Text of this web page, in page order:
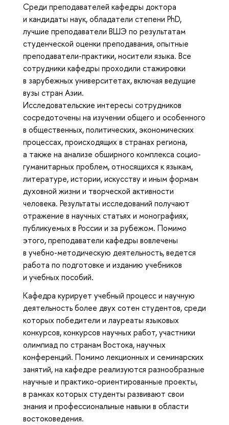
Среди преподавателей кафедры доктора
и кандидаты наук, обладатели степени PhD,
лучшие преподаватели ВШЭ по результатам
студенческой оценки преподавания, опытные
преподаватели-практики, носители языка. Все
сотрудники кафедры проходили стажировки
в зарубежных университетах, включая ведущие
вузы стран Азии.
Исследовательские интересы сотрудников
сосредоточены на изучении общего и особенного
в общественных, политических, экономических
процессах, происходящих в странах региона,
а также на анализе обширного комплекса социо-
гуманитарных проблем, относящихся к языкам,
литературе, истории, искусству и иным формам
духовной жизни и творческой активности
человека. Результаты исследований получают
отражение в научных статьях и монографиях,
публикуемых в России и за рубежом. Помимо
этого, преподаватели кафедры вовлечены
в учебно-методическую деятельность, ведется
работа по подготовке и изданию учебников
и учебных пособий.
Кафедра курирует учебный процесс и научную
деятельность более двух сотен студентов, среди
которых победители и лауреаты языковых
конкурсов, конкурсов научных работ, участники
олимпиад по странам Востока, научных
конференций. Помимо лекционных и семинарских
занятий, на кафедре реализуются разнообразные
научные и практико-ориентированные проекты,
в рамках которых студенты развивают свои
знания и профессиональные навыки в области
востоковедения.